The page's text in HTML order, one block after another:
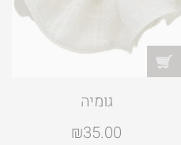
גומיה
₪35.00